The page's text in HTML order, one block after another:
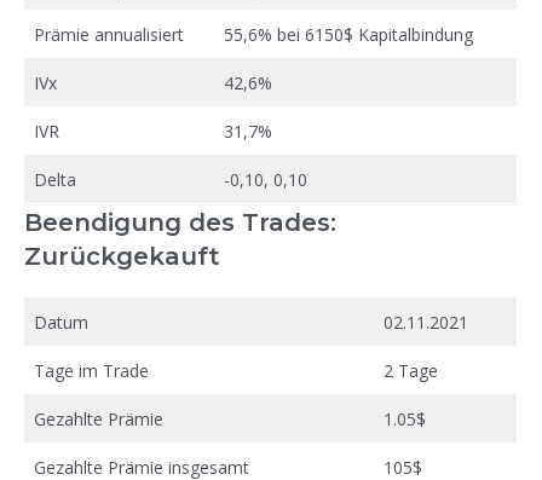
Prämie annualisiert 55,6% bei 6150$ Kapitalbindung
IVx 42,6%
IVR 31,7%
Delta -0,10, 0,10
Beendigung des Trades:
Zurückgekauft
Datum 02.11.2021
Tage im Trade 2 Tage
Gezahlte Prämie 1.05$
Gezahlte Prämie insgesamt 105$